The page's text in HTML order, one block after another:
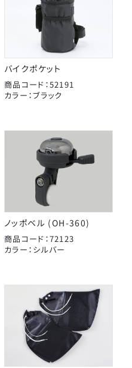
バイクポケット
商品コード：52191
カラー：ブラック
ノッポベル (OH-360)
商品コード：72123
カラー：シルバー